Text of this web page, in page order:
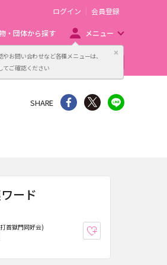
お問い合わせなど各種メニューは、
てご確認ください
閉じる
ログイン 会員登録
・団体から探す メニュー
主催者向け販売サービス
SHARE シェア Twitter
ード
首獄門同好会)